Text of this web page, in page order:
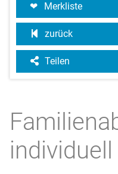
Merkliste
zurück
Teilen
individuell